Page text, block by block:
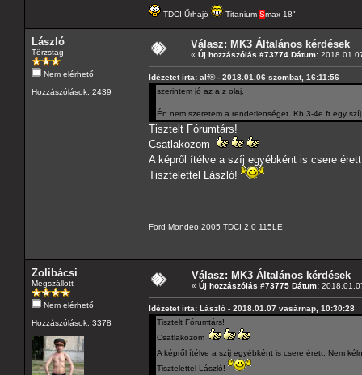
TDCI Űrhajó Titanium Smax 18"
László
Törzstag
Nem elérhető
Hozzászólások: 2439
Válasz: MK3 Általános kérdések
« Új hozzászólás #73774 Dátum:
Idézetet írta: alf® - 2018.01.06 szombat, 16:11:56
szerintem jó az a z olaj.
Én nem szeretem a rendetlenséget. Kb 3-4e ft egy
Tisztelt Fórumtárs!
Csatlakozom
A képről ítélve a szíj egyébként is csere
Tisztelettel László!
Ford Mondeo 2005 TDCI 2.0 115LE
Zolibácsi
Megszállott
Nem elérhető
Hozzászólások: 3378
Válasz: MK3 Általános kérdések
« Új hozzászólás #73775 Dátum:
Idézetet írta: László - 2018.01.07 vasárnap, 10:30:28
Tisztelt Fórumtárs!
Csatlakozom
A képről ítélve a szíj egyébként is csere érett. Nem
Tisztelettel László!